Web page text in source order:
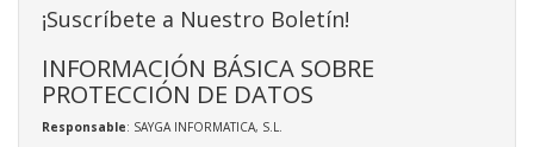
¡Suscríbete a Nuestro Boletín!
INFORMACIÓN BÁSICA SOBRE
PROTECCIÓN DE DATOS
Responsable: SAYGA INFORMATICA, S.L.